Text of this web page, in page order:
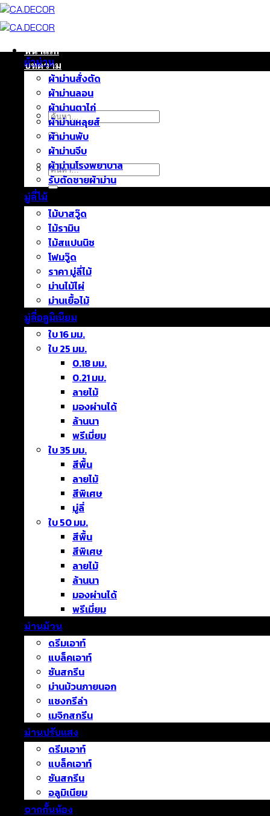
ข้าม
ยัง
หน้าแรก
บทความ
ติดต่อเรา
เกี่ยวกับเรา
ค้นหา:
ค้นหา:
ผ้าม่าน
ผ้าม่านสั่งตัด
ผ้าม่านลอน
ผ้าม่านตาไก่
ผ้าม่านหลุยส์
ผ้าม่านพับ
ผ้าม่านจีบ
ผ้าม่านโรงพยาบาล
รับตัดชายผ้าม่าน
มู่ลี่ไม้
ไม้บาสวู๊ด
ไม้รามิน
ไม้สแปนนิช
โฟมวู๊ด
ราคา มู่ลี่ไม้
ม่านไม้ไผ่
ม่านเยื้อไม้
มู่ลี่อลูมิเนียม
ใบ 16 มม.
ใบ 25 มม.
0.18 มม.
0.21 มม.
ลายไม้
มองผ่านได้
ล้านนา
พรีเมี่ยม
ใบ 35 มม.
สีพื้น
ลายไม้
สีพิเศษ
มู่ลี่
ใบ 50 มม.
สีพื้น
สีพิเศษ
ลายไม้
ล้านนา
มองผ่านได้
พรีเมี่ยม
ม่านม้วน
ดรีมเอาท์
แบล็คเอาท์
ซันสกรีน
ม่านม้วนภายนอก
แชงกรีล่า
เมจิกสกรีน
ม่านปรับแสง
ดรีมเอาท์
แบล็คเอาท์
ซันสกรีน
อลูมิเนียม
ฉากกั้นห้อง